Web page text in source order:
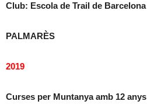
Club: Escola de Trail de Barcelona
PALMARÈS
2019
Curses per Muntanya amb 12 anys